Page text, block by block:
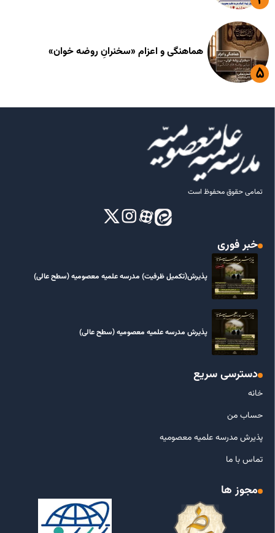
هماهنگی و اعزام «سخنرانِ روضه خوان»
تمامی حقوق محفوظ است
خبر فوری
پذیرش(تکمیل ظرفیت) مدرسه علمیه معصومیه‌ (سطح عالی)
پذیرش مدرسه علمیه معصومیه‌ (سطح عالی)
دسترسی سریع
خانه
حساب من
پذیرش مدرسه علمیه معصومیه
تماس با ما
مجوز ها